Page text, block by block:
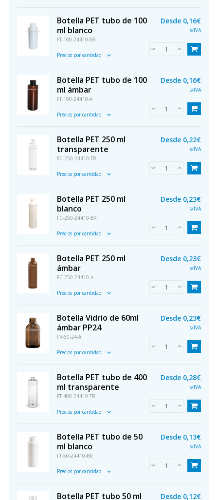
Botella PET tubo de 100
ml blanco
FT-100-24410-BR
Precios por cantidad
Desde 0,16€
s/IVA
Botella PET tubo de 100
ml ámbar
FT-100-24410-A
Precios por cantidad
Desde 0,16€
s/IVA
Botella PET 250 ml
transparente
FC-250-24410-TR
Precios por cantidad
Desde 0,22€
s/IVA
Botella PET 250 ml
blanco
FC-250-24410-BR
Precios por cantidad
Desde 0,23€
s/IVA
Botella PET 250 ml
ámbar
FC-250-24410-A
Precios por cantidad
Desde 0,23€
s/IVA
Botella Vidrio de 60ml
ámbar PP24
FV-60-24-A
Precios por cantidad
Desde 0,23€
s/IVA
Botella PET tubo de 400
ml transparente
FT-400-24410-TR
Precios por cantidad
Desde 0,28€
s/IVA
Botella PET tubo de 50
ml blanco
FT-50-24410-BR
Precios por cantidad
Desde 0,13€
s/IVA
Botella PET tubo 50 ml Desde 0,12€